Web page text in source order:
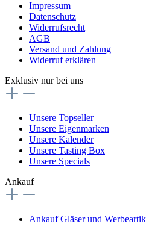
Impressum
Datenschutz
Widerrufsrecht
AGB
Versand und Zahlung
Widerruf erklären
Exklusiv nur bei uns
Unsere Topseller
Unsere Eigenmarken
Unsere Kalender
Unsere Tasting Box
Unsere Specials
Ankauf
Ankauf Gläser und